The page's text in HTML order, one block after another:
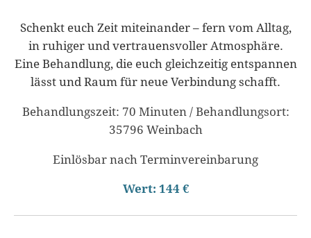
Schenkt euch Zeit miteinander – fern vom Alltag,
in ruhiger und vertrauensvoller Atmosphäre.
Eine Behandlung, die euch gleichzeitig entspannen
lässt und Raum für neue Verbindung schafft.
Behandlungszeit: 70 Minuten / Behandlungsort:
35796 Weinbach
Einlösbar nach Terminvereinbarung
Wert: 144 €